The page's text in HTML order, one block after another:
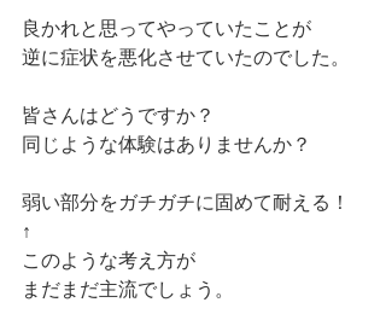
良かれと思ってやっていたことが
逆に症状を悪化させていたのでした。
皆さんはどうですか？
同じような体験はありませんか？
弱い部分をガチガチに固めて耐える！
↑
このような考え方が
まだまだ主流でしょう。